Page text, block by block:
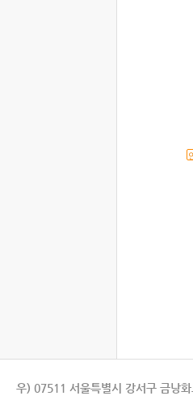
우) 07511 서울특별시 강서구 금낭